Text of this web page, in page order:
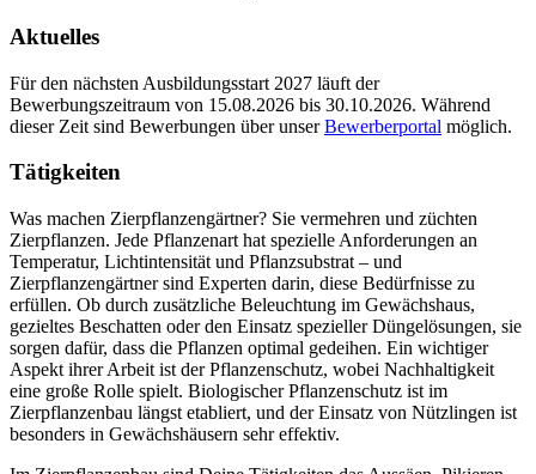
Aktuelles
Für den nächsten Ausbildungsstart 2027 läuft der
Bewerbungszeitraum von 15.08.2026 bis 30.10.2026. Während
dieser Zeit sind Bewerbungen über unserBewerberportal möglich.
Tätigkeiten
Was machen Zierpflanzengärtner? Sie vermehren und züchten
Zierpflanzen. Jede Pflanzenart hat spezielle Anforderungen an
Temperatur, Lichtintensität und Pflanzsubstrat – und
Zierpflanzengärtner sind Experten darin, diese Bedürfnisse zu
erfüllen. Ob durch zusätzliche Beleuchtung im Gewächshaus,
gezieltes Beschatten oder den Einsatz spezieller Düngelösungen, sie
sorgen dafür, dass die Pflanzen optimal gedeihen. Ein wichtiger
Aspekt ihrer Arbeit ist der Pflanzenschutz, wobei Nachhaltigkeit
eine große Rolle spielt. Biologischer Pflanzenschutz ist im
Zierpflanzenbau längst etabliert, und der Einsatz von Nützlingen ist
besonders in Gewächshäusern sehr effektiv.